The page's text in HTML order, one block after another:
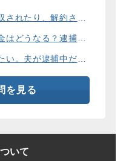
れたり、見られたりするの？
捕中の借金の支払い方法は。
中だと慰謝料は増えるの？
を見る
いて